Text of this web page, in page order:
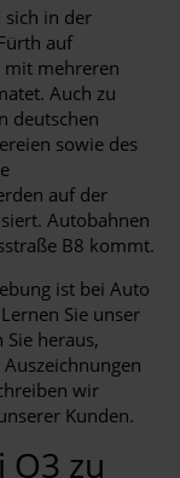
in der
auf
mit mehreren
Auch zu
deutschen
sowie des
auf der
Autobahnen
B8 kommt.
ist bei Auto
Sie unser
heraus,
wir
Kunden.
zu